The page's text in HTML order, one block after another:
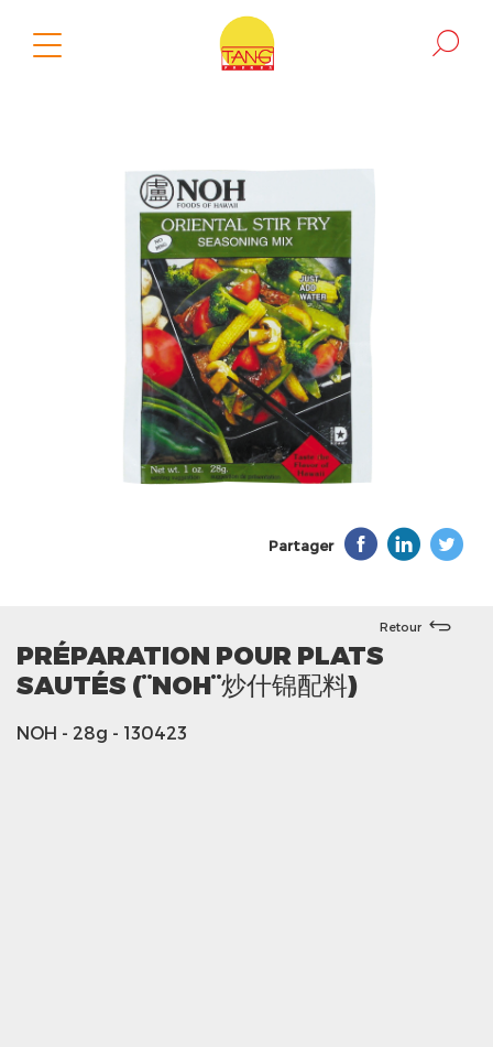
Partager
Retour
PRÉPARATION POUR PLATS
SAUTÉS (¨NOH¨炒什锦配料)
NOH - 28g - 130423